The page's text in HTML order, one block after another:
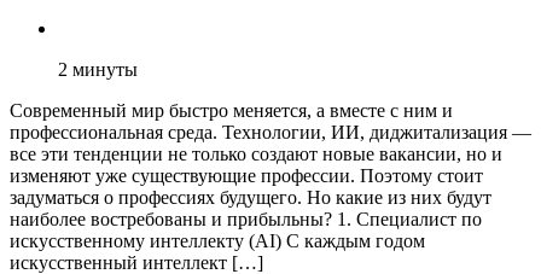
2 минуты
Современный мир быстро меняется, а вместе с ним и
профессиональная среда. Технологии, ИИ, диджитализация —
все эти тенденции не только создают новые вакансии, но и
изменяют уже существующие профессии. Поэтому стоит
задуматься о профессиях будущего. Но какие из них будут
наиболее востребованы и прибыльны? 1. Специалист по
искусственному интеллекту (AI) С каждым годом
искусственный интеллект […]